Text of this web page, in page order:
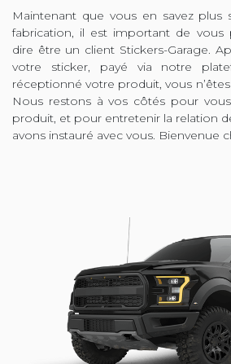
Maintenant que vous en savez plus
fabrication, il est important de vous
dire être un client Stickers-Garage.
votre sticker, payé via notre
réceptionné votre produit, vous
Nous restons à vos côtés pour
produit, et pour entretenir la relation
avons instauré avec vous. Bienvenue